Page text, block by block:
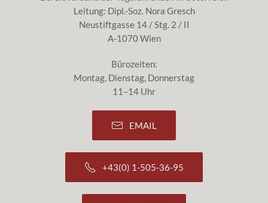
Leitung: Dipl.-Soz. Nora Gresch
Neustiftgasse 14 / Stg. 2 / II
A-1070 Wien
Bürozeiten:
Montag, Dienstag, Donnerstag
11–14 Uhr
EMAIL
+43(0) 1-505-36-95